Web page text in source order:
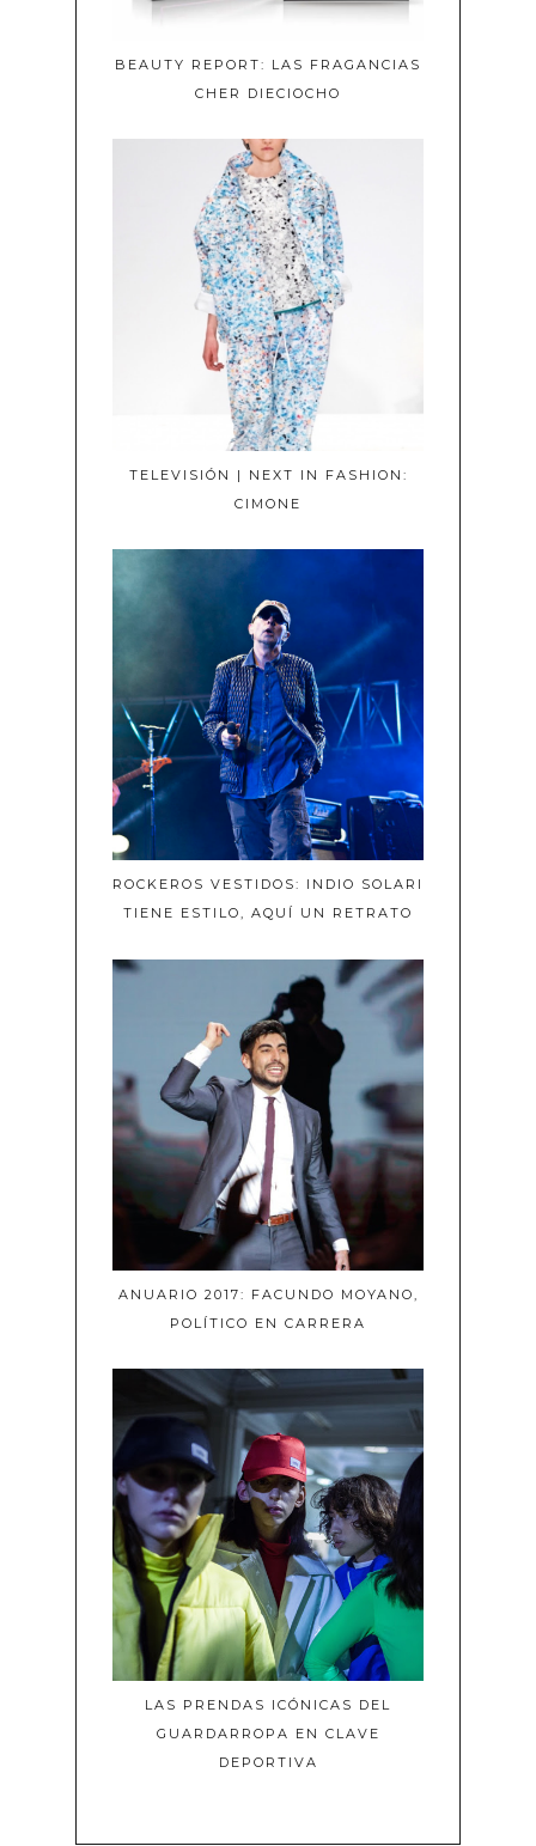
BEAUTY REPORT: LAS FRAGANCIAS
CHER DIECIOCHO
TELEVISIÓN | NEXT IN FASHION:
CIMONE
ROCKEROS VESTIDOS: INDIO SOLARI
TIENE ESTILO, AQUÍ UN RETRATO
ANUARIO 2017: FACUNDO MOYANO,
POLÍTICO EN CARRERA
LAS PRENDAS ICÓNICAS DEL
GUARDARROPA EN CLAVE
DEPORTIVA